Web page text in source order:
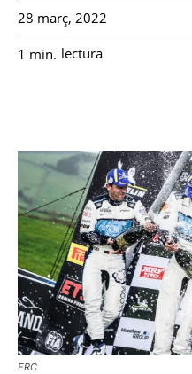
28 març, 2022
1 min. lectura
ERC